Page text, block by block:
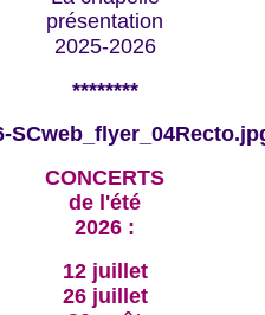
présentation
2025-2026
********
CONCERTS
de l'été
2026 :
12 juillet
26 juillet